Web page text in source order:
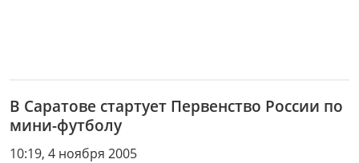
В Саратове стартует Первенство России по
мини-футболу
10:19, 4 ноября 2005